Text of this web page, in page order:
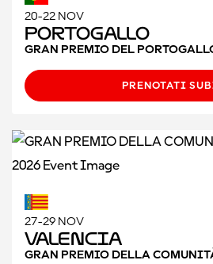
20-22 NOV
Portogallo
GRAN PREMIO DEL
PRENOTATI
27-29 NOV
Valencia
GRAN PREMIO DELLA